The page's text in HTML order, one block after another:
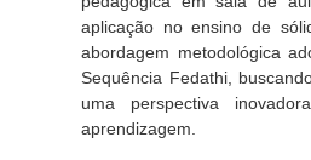
aplicação no ensino de
abordagem metodológica
Sequência Fedathi,
uma perspectiva
aprendizagem.